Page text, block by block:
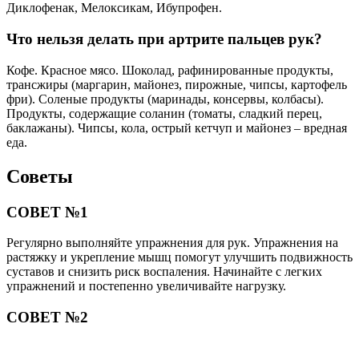
Диклофенак, Мелоксикам, Ибупрофен.
Что нельзя делать при артрите пальцев рук?
Кофе. Красное мясо. Шоколад, рафинированные продукты,
трансжиры (маргарин, майонез, пирожные, чипсы, картофель
фри). Соленые продукты (маринады, консервы, колбасы).
Продукты, содержащие соланин (томаты, сладкий перец,
баклажаны). Чипсы, кола, острый кетчуп и майонез – вредная
еда.
Советы
СОВЕТ №1
Регулярно выполняйте упражнения для рук. Упражнения на
растяжку и укрепление мышц помогут улучшить подвижность
суставов и снизить риск воспаления. Начинайте с легких
упражнений и постепенно увеличивайте нагрузку.
СОВЕТ №2